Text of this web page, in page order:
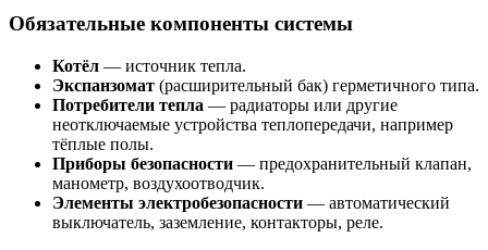
Обязательные компоненты системы
Котёл — источник тепла.
Экспанзомат (расширительный бак) герметичного типа.
Потребители тепла — радиаторы или другие
неотключаемые устройства теплопередачи, например
тёплые полы.
Приборы безопасности — предохранительный клапан,
манометр, воздухоотводчик.
Элементы электробезопасности — автоматический
выключатель, заземление, контакторы, реле.